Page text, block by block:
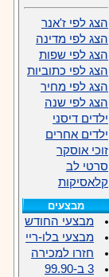
הצג לפי ז'אנר
הצג לפי מדינה
הצג לפי שפות
הצג לפי כתוביות
הצג לפי מחיר
הצג לפי שנה
ילדים דיסני
ילדים אחרים
זוכי אוסקר
סרטי לב
קלאסיקות
מבצעים
מבצעי החודש
מבצעי בלו-ריי
חזרו למכירה
3 ב-99.90